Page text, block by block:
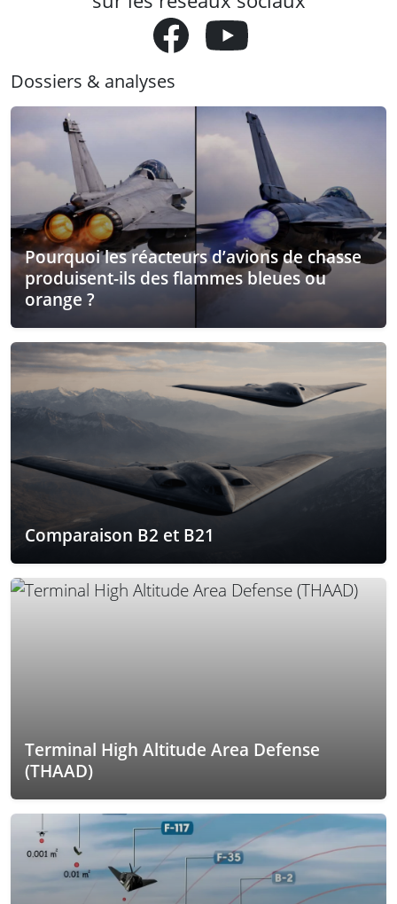
Dossiers & analyses
Pourquoi les réacteurs d’avions de chasse
produisent-ils des flammes bleues ou
orange ?
Comparaison B2 et B21
Terminal High Altitude Area Defense
(THAAD)